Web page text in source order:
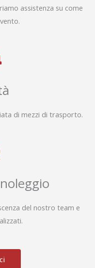
assistenza su come
di mezzi di trasporto.
del nostro team e